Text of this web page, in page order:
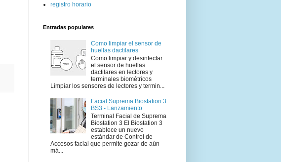
registro horario
Entradas populares
Como limpiar el sensor de
huellas dactilares
Como limpiar y desinfectar
el sensor de huellas
dactilares en lectores y
terminales biométricos
Limpiar los sensores de lectores y termin...
Facial Suprema Biostation 3
BS3 - Lanzamiento
Terminal Facial de Suprema
Biostation 3 El Biostation 3
establece un nuevo
estándar de Control de
Accesos facial que permite gozar de aún
má...